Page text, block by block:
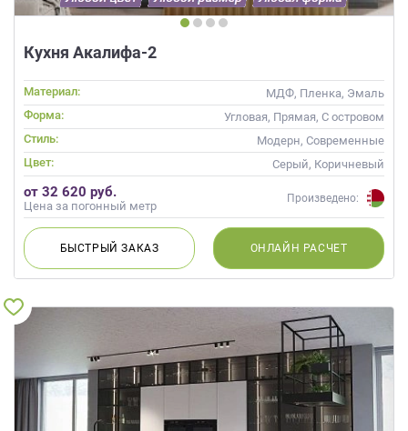
Кухня Акалифа-2
Материал:
МДФ, Пленка, Эмаль
Форма:
Угловая, Прямая, С островом
Стиль:
Модерн, Современные
Цвет:
Серый, Коричневый
от 32 620 руб.
Цена за погонный метр
Произведено:
БЫСТРЫЙЗАКАЗ ОНЛАЙН РАСЧЕТ